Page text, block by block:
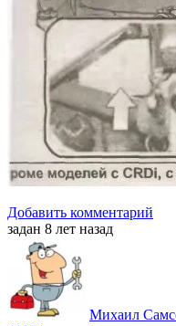
Добавить комментарий
задан 8 лет назад
Михаил